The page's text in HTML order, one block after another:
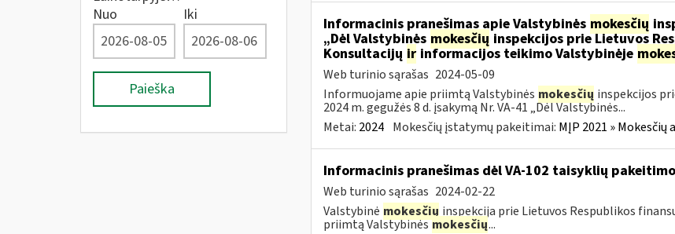
Nuo
Iki
Paieška
Informacinis pranešimas apie Valstybinės mokesčių
„Dėl Valstybinės mokesčių inspekcijos prie Lietuvos
Konsultacijų irinformacijos teikimo Valstybinėje
Web turinio sąrašas 2024-05-09
Informuojame apie priimtą Valstybinės mokesčių inspekcijos
2024 m. gegužės 8 d. įsakymą Nr. VA-41 „Dėl Valstybinės...
Metai: 2024 Mokesčių įstatymų pakeitimai: MĮP 2021 »
Informacinis pranešimas dėl VA-102 taisyklių pakeitimo
Web turinio sąrašas 2024-02-22
Valstybinė mokesčių inspekcija prie Lietuvos Respublikos
priimtą Valstybinėsmokesčių...